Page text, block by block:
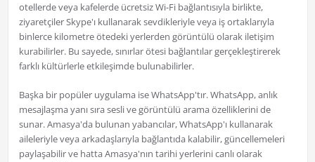
otellerde veya kafelerde ücretsiz Wi-Fi bağlantısıyla birlikte,
ziyaretçiler Skype'ı kullanarak sevdikleriyle veya iş ortaklarıyla
binlerce kilometre ötedeki yerlerden görüntülü olarak iletişim
kurabilirler. Bu sayede, sınırlar ötesi bağlantılar gerçekleştirerek
farklı kültürlerle etkileşimde bulunabilirler.
Başka bir popüler uygulama ise WhatsApp'tır. WhatsApp, anlık
mesajlaşma yanı sıra sesli ve görüntülü arama özelliklerini de
sunar. Amasya'da bulunan yabancılar, WhatsApp'ı kullanarak
aileleriyle veya arkadaşlarıyla bağlantıda kalabilir, güncellemeleri
paylaşabilir ve hatta Amasya'nın tarihi yerlerini canlı olarak